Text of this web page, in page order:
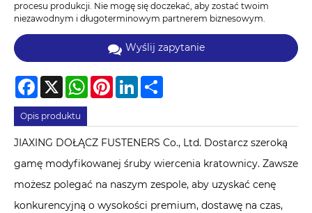
procesu produkcji. Nie mogę się doczekać, aby zostać twoim
niezawodnym i długoterminowym partnerem biznesowym.
Wyślij zapytanie
Facebook
X WhatsAppPinterestLinkedIn
Opis produktu
JIAXING DOŁĄCZ FUSTENERS Co., Ltd. Dostarcz szeroką
gamę modyfikowanej śruby wiercenia kratownicy. Zawsze
możesz polegać na naszym zespole, aby uzyskać cenę
konkurencyjną o wysokości premium, dostawę na czas,